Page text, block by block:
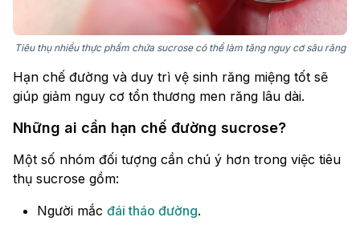
Tiêu thụ nhiều thực phẩm chứa sucrose có thể làm tăng nguy cơ sâu răng
Hạn chế đường và duy trì vệ sinh răng miệng tốt sẽ
giúp giảm nguy cơ tổn thương men răng lâu dài.
Những ai cần hạn chế đường sucrose?
Một số nhóm đối tượng cần chú ý hơn trong việc tiêu
thụ sucrose gồm:
Người mắc đái tháo đường.